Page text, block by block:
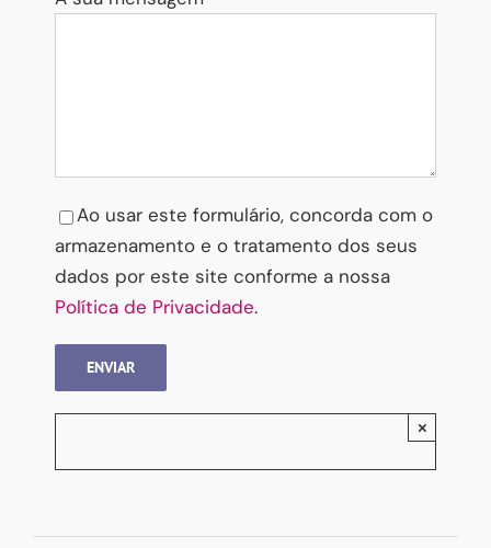
Ao usar este formulário, concorda com o
armazenamento e o tratamento dos seus
dados por este site conforme a nossa
Política de Privacidade.
×